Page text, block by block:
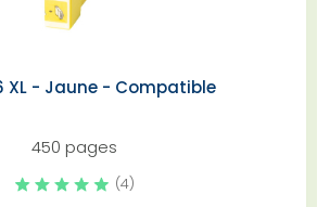
XL - Jaune - Compatible
450 pages
(4)